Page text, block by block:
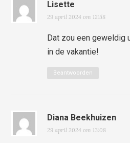
Lisette
29 april 2024 om 12:58
Dat zou een geweldig
in de vakantie!
Beantwoorden
Diana Beekhuizen
29 april 2024 om 13:08